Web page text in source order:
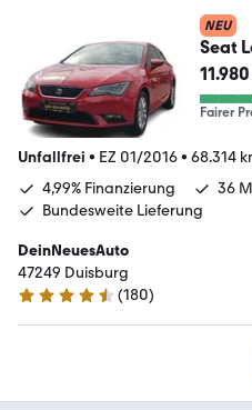
NEU
Seat
Fairer
Unfallfrei • EZ 01/2016• 68.314
4,99% Finanzierung
36
Bundesweite Lieferung
DeinNeuesAuto
47249 Duisburg
4.7 Sterne
(180)